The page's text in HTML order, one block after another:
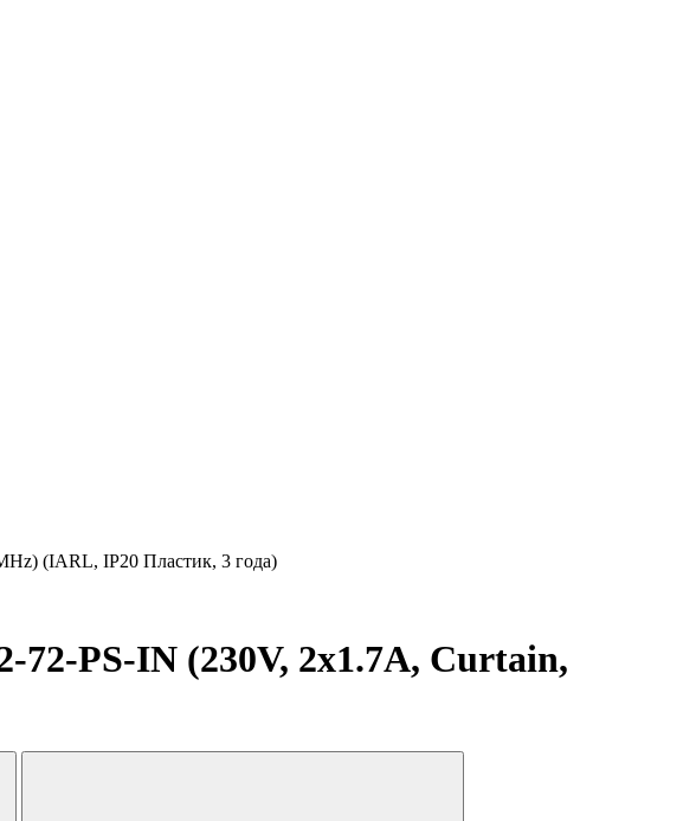
(IARL, IP20 Пластик, 3 года)
PS-IN (230V, 2x1.7A, Curtain,